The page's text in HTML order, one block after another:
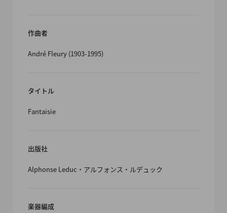
作曲者
André Fleury (1903-1995)
タイトル
Fantaisie
出版社
Alphonse Leduc・アルフォンス・ルデュック
楽器編成